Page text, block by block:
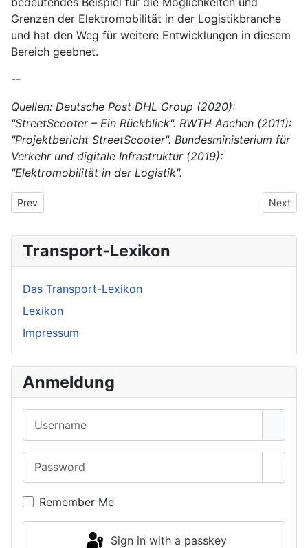
Grenzen der Elektromobilität in der Logistikbranche
und hat den Weg für weitere Entwicklungen in diesem
Bereich geebnet.
--
Quellen: Deutsche Post DHL Group (2020):
"StreetScooter – Ein Rückblick". RWTH Aachen (2011):
"Projektbericht StreetScooter". Bundesministerium für
Verkehr und digitale Infrastruktur (2019):
"Elektromobilität in der Logistik".
Previous article: DHL Resilience360
Prev Next
Next
Transport-Lexikon
Das Transport-Lexikon
Lexikon
Impressum
Anmeldung
Remember Me
Sign in with a passkey